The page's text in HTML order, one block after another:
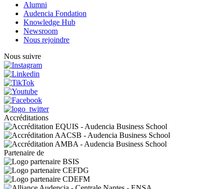
Alumni
Audencia Fondation
Knowledge Hub
Newsroom
Nous rejoindre
Nous suivre
Accréditations
Partenaire de